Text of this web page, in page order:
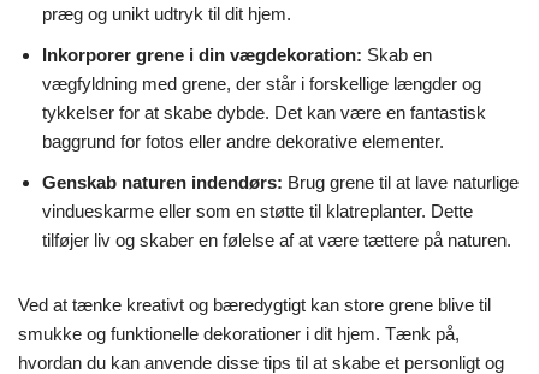
præg og unikt udtryk til dit hjem.
Inkorporer grene i din vægdekoration: Skab en
vægfyldning med grene, der står i forskellige længder og
tykkelser for at skabe dybde. Det kan være en fantastisk
baggrund for fotos eller andre dekorative elementer.
Genskab naturen indendørs: Brug grene til at lave naturlige
vindueskarme eller som en støtte til klatreplanter. Dette
tilføjer liv og skaber en følelse af at være tættere på naturen.
Ved at tænke kreativt og bæredygtigt kan store grene blive til
smukke og funktionelle dekorationer i dit hjem. Tænk på,
hvordan du kan anvende disse tips til at skabe et personligt og